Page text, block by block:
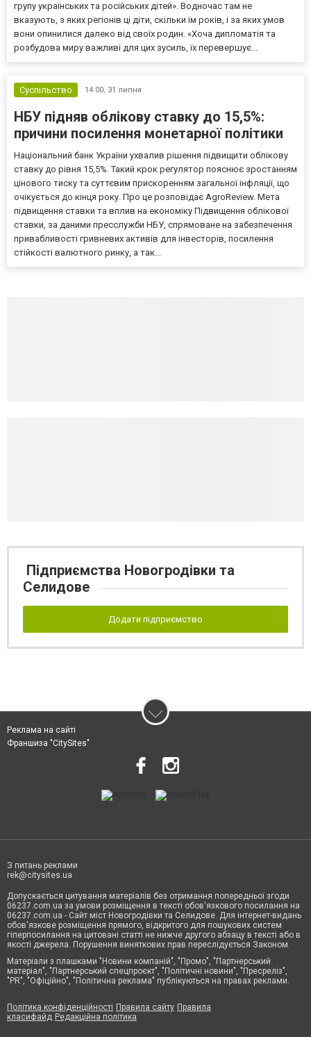
групу українських та російських дітей». Водночас там не
вказують, з яких регіонів ці діти, скільки їм років, і за яких умов
вони опинилися далеко від своїх родин. «Хоча дипломатія та
розбудова миру важливі для цих зусиль, їх перевершує...
Суспільство 14:00, 31 липня
НБУ підняв облікову ставку до 15,5%:
причини посилення монетарної політики
Національний банк України ухвалив рішення підвищити облікову
ставку до рівня 15,5%. Такий крок регулятор пояснює зростанням
цінового тиску та суттєвим прискоренням загальної інфляції, що
очікується до кінця року. Про це розповідає AgroReview. Мета
підвищення ставки та вплив на економіку Підвищення облікової
ставки, за даними пресслужби НБУ, спрямоване на забезпечення
привабливості гривневих активів для інвесторів, посилення
стійкості валютного ринку, а так...
Підприємства Новогродівки та
Селидове
Додати підприємство
Реклама на сайті
Франшиза "CitySites"
З питань реклами
rek@citysites.ua
Допускається цитування матеріалів без отримання попередньої згоди
06237.com.ua за умови розміщення в тексті обов'язкового посилання на
06237.com.ua - Сайт міст Новогродівки та Селидове. Для інтернет-видань
обов'язкове розміщення прямого, відкритого для пошукових систем
гіперпосилання на цитовані статті не нижче другого абзацу в тексті або в
якості джерела. Порушення виняткових прав переслідується Законом.
Матеріали з плашками "Новини компаній", "Промо", "Партнерський
матеріал", "Партнерський спецпроєкт", "Політичні новини", "Пресреліз",
"PR", "Офіційно", "Політична реклама" публікуються на правах реклами.
Політика конфіденційності Правила сайту Правила
класифайд Редакційна політика